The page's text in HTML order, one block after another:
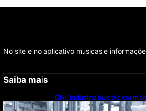
No site e no aplicativo musicas e
Saiba mais
CNI: indústria investe em
modernização tecnológica